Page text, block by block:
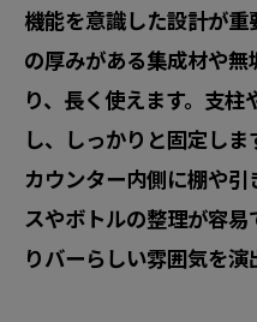
機能を意識した設計が
の厚みがある集成材や
り、長く使えます。支
し、しっかりと固定しま
カウンター内側に棚や
スやボトルの整理が容易
りバーらしい雰囲気を演